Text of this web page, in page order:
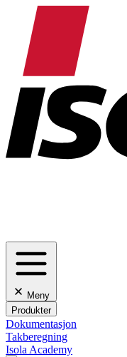
Meny
Produkter
Dokumentasjon
Takberegning
Isola Academy